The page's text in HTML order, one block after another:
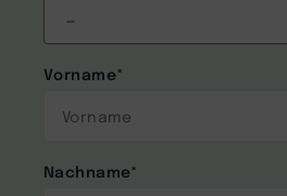
Vorname*
Nachname*